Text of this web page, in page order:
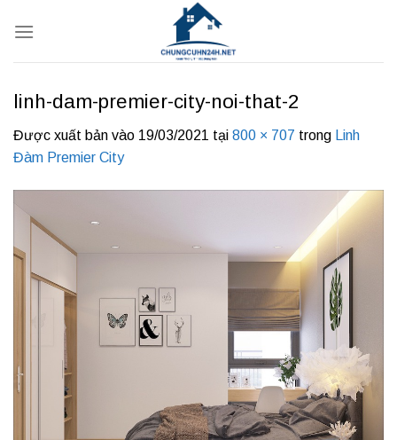
qua
linh-dam-premier-city-noi-that-2
Được xuất bản vào 19/03/2021 tại 800 × 707 trong
Linh
Đàm Premier City